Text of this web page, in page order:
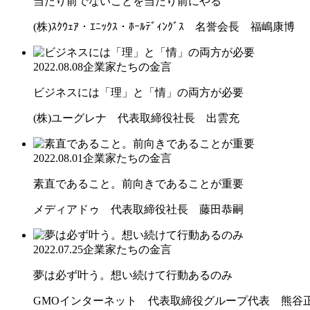
(株)ｽｸｳｪｱ・ｴﾆｯｸｽ・ﾎｰﾙﾃﾞｨﾝｸﾞｽ 名誉会長 福嶋康博
2022.08.08企業家たちの金言
ビジネスには「理」と「情」の両方が必要
(株)ユーグレナ 代表取締役社長 出雲充
2022.08.01企業家たちの金言
素直であること。前向きであることが重要
メディアドゥ 代表取締役社長 藤田恭嗣
2022.07.25企業家たちの金言
夢は必ず叶う。想い続けて行動あるのみ
GMOインターネット 代表取締役グループ代表 熊谷